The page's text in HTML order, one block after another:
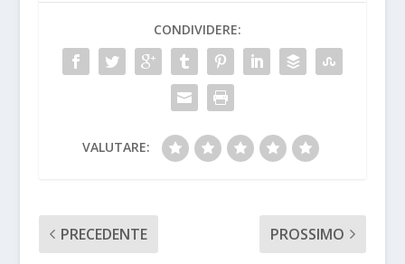
CONDIVIDERE:
VALUTARE:
PRECEDENTE PROSSIMO